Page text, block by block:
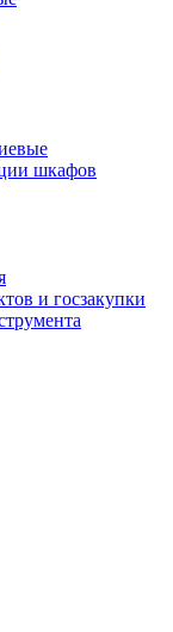
шкафов
и госзакупки